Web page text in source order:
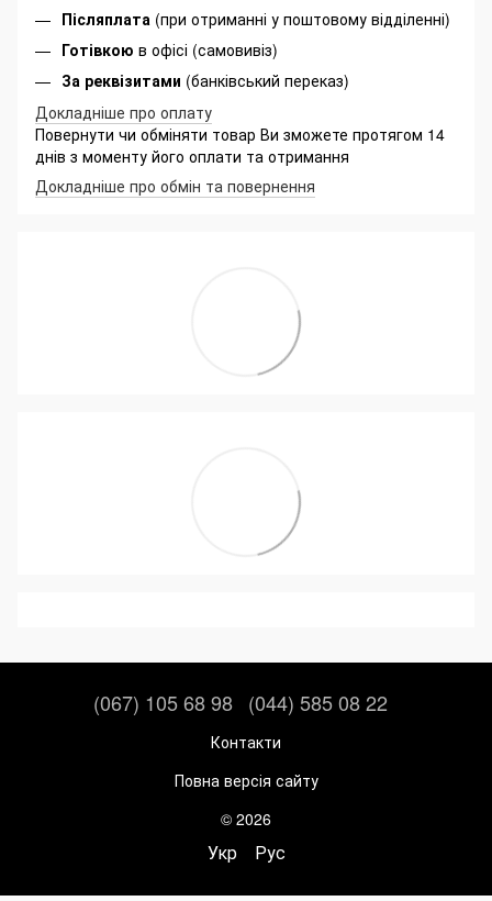
Післяплата (при отриманні у поштовому відділенні)
Готівкою в офісі (самовивіз)
За реквізитами (банківський переказ)
Докладніше про оплату
Повернути чи обміняти товар Ви зможете протягом 14
днів з моменту його оплати та отримання
Докладніше про обмін та повернення
(067) 105 68 98 (044) 585 08 22
Контакти
Повна версія сайту
© 2026
Укр Рус